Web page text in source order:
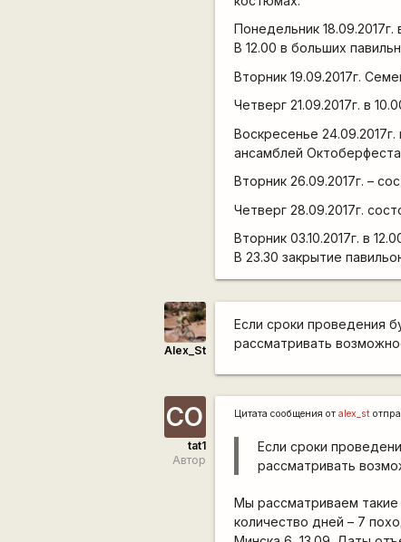
Понедельник
В 12.00 в больших
Вторник 19.09.2017г.
Четверг 21.09.2017г. в
Воскресенье
ансамблей
Вторник 26.09.2017г. –
Четверг 28.09.2017г.
Вторник 03.10.2017г. в
В 23.30 закрытие
Alex_St
Если сроки проведения
рассматривать
СО
tat1
Автор
Цитата сообщения отalex_st
Если сроки
рассматривать
Мы рассматриваем такие
количество дней – 7